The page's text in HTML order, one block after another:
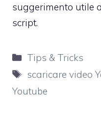
suggerimento utile
script.
Categorie
Tips & Tricks
Tag
scaricare video
Youtube